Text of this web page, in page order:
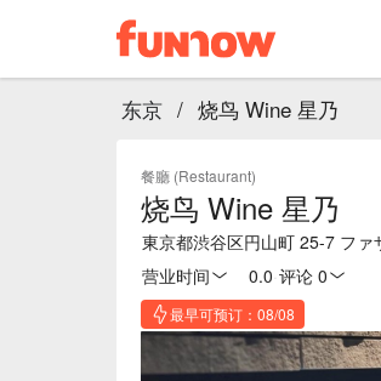
东京 / 烧鸟 Wine 星乃
餐廳 (Restaurant)
烧鸟 Wine 星乃
東京都渋谷区円山町 25-7 フ
营业时间
0.0 评论 0
最早可预订：08/08